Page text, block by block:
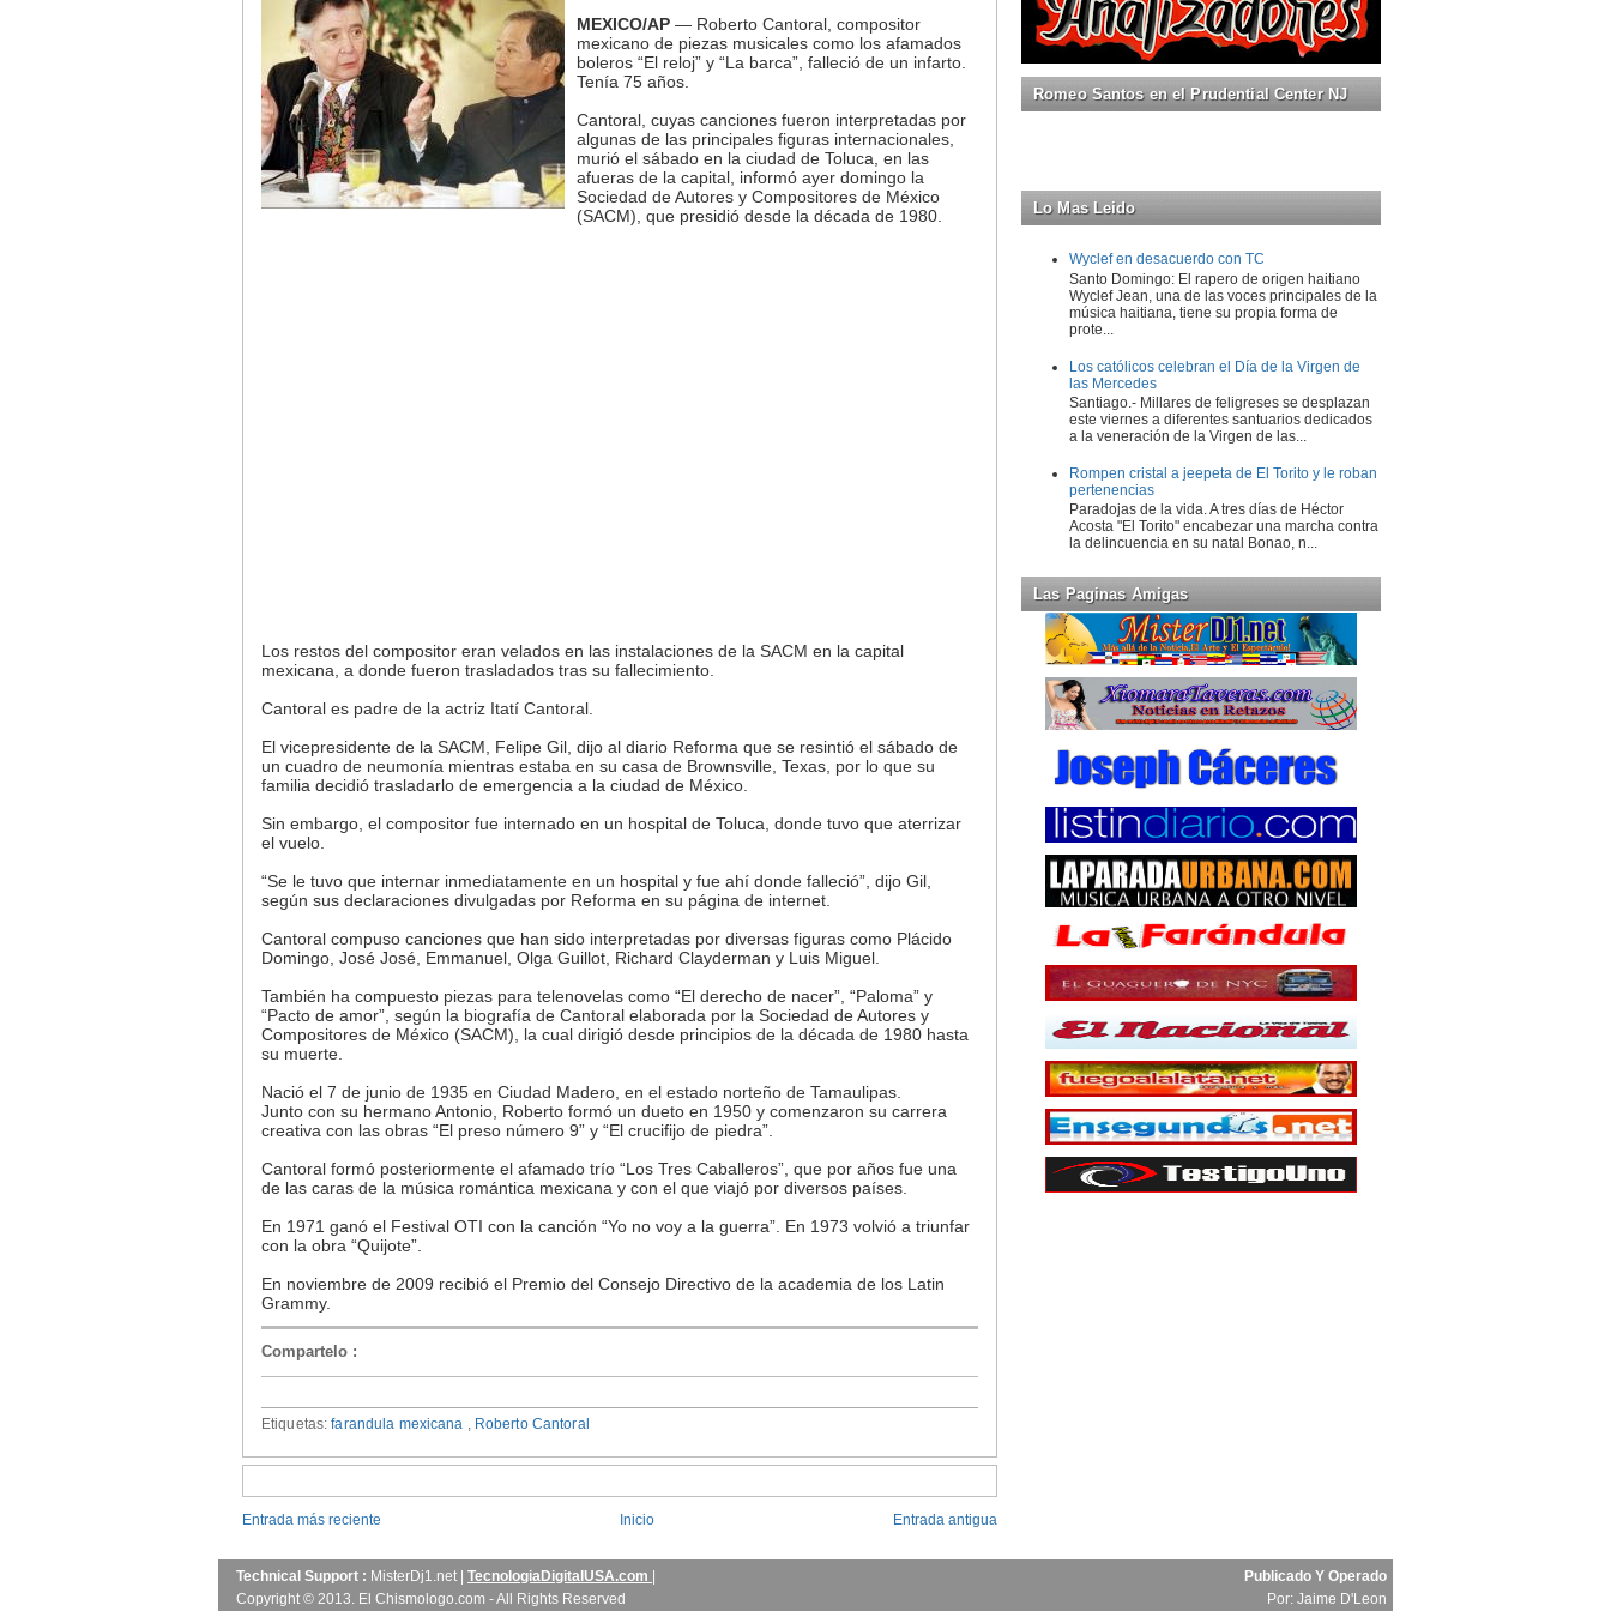
MEXICO/AP — Roberto Cantoral, compositor
mexicano de piezas musicales como los afamados
boleros “El reloj” y “La barca”, falleció de un infarto.
Tenía 75 años.
Cantoral, cuyas canciones fueron interpretadas por
algunas de las principales figuras internacionales,
murió el sábado en la ciudad de Toluca, en las
afueras de la capital, informó ayer domingo la
Sociedad de Autores y Compositores de México
(SACM), que presidió desde la década de 1980.
Los restos del compositor eran velados en las instalaciones de la SACM en la capital
mexicana, a donde fueron trasladados tras su fallecimiento.
Cantoral es padre de la actriz Itatí Cantoral.
El vicepresidente de la SACM, Felipe Gil, dijo al diario Reforma que se resintió el sábado de
un cuadro de neumonía mientras estaba en su casa de Brownsville, Texas, por lo que su
familia decidió trasladarlo de emergencia a la ciudad de México.
Sin embargo, el compositor fue internado en un hospital de Toluca, donde tuvo que aterrizar
el vuelo.
“Se le tuvo que internar inmediatamente en un hospital y fue ahí donde falleció”, dijo Gil,
según sus declaraciones divulgadas por Reforma en su página de internet.
Cantoral compuso canciones que han sido interpretadas por diversas figuras como Plácido
Domingo, José José, Emmanuel, Olga Guillot, Richard Clayderman y Luis Miguel.
También ha compuesto piezas para telenovelas como “El derecho de nacer”, “Paloma” y
“Pacto de amor”, según la biografía de Cantoral elaborada por la Sociedad de Autores y
Compositores de México (SACM), la cual dirigió desde principios de la década de 1980 hasta
su muerte.
Nació el 7 de junio de 1935 en Ciudad Madero, en el estado norteño de Tamaulipas.
Junto con su hermano Antonio, Roberto formó un dueto en 1950 y comenzaron su carrera
creativa con las obras “El preso número 9” y “El crucifijo de piedra”.
Cantoral formó posteriormente el afamado trío “Los Tres Caballeros”, que por años fue una
de las caras de la música romántica mexicana y con el que viajó por diversos países.
En 1971 ganó el Festival OTI con la canción “Yo no voy a la guerra”. En 1973 volvió a triunfar
con la obra “Quijote”.
En noviembre de 2009 recibió el Premio del Consejo Directivo de la academia de los Latin
Grammy.
Compartelo :
Etiquetas:farandula mexicana Roberto Cantoral
Entrada más reciente Entrada antigua
Inicio
Romeo Santos en el Prudential Center NJ
Lo Mas Leido
Wyclef en desacuerdo con TC
Santo Domingo: El rapero de origen haitiano
Wyclef Jean, una de las voces principales de la
música haitiana, tiene su propia forma de
prote...
Los católicos celebran el Día de la Virgen de
las Mercedes
Santiago.- Millares de feligreses se desplazan
este viernes a diferentes santuarios dedicados
a la veneración de la Virgen de las...
Rompen cristal a jeepeta de El Torito y le roban
pertenencias
Paradojas de la vida. A tres días de Héctor
Acosta "El Torito" encabezar una marcha contra
la delincuencia en su natal Bonao, n...
Las Paginas Amigas
Technical Support : MisterDj1.net | TecnologiaDigitalUSA.com |
Copyright © 2013. El Chismologo.com - All Rights Reserved
Publicado Y Operado
Por: Jaime D'Leon